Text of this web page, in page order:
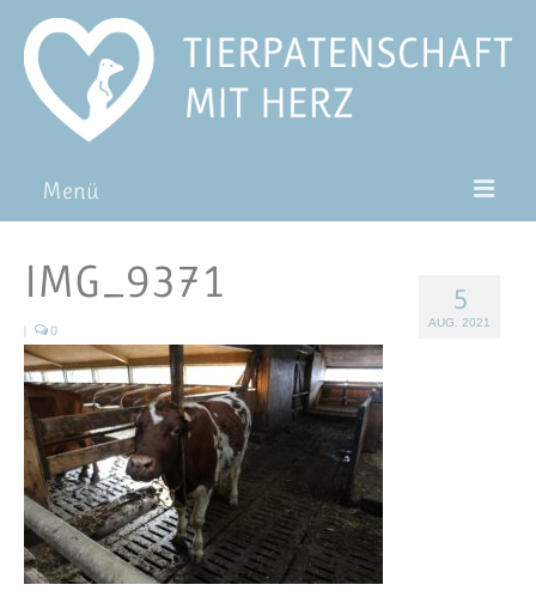
Menü
Pat*in werden
Patenschaft verschenken
Blog
FAQ
5
AUG. 2021
IMG_9371
| 0